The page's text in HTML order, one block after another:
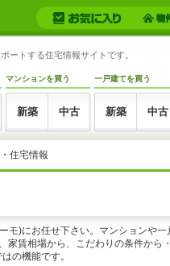
ートする住宅情報サイトです。
マンションを買う
新築 中古
一戸建てを買う
新築 中古
住宅情報
モ)にお任せ下さい。マンションや
賃相場から、こだわりの条件か
の機能です。